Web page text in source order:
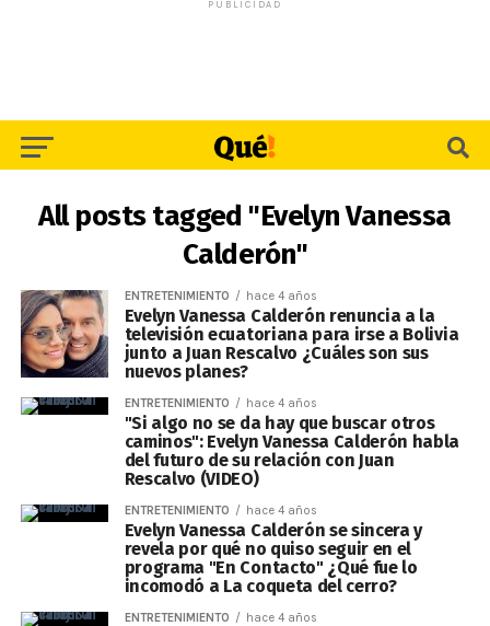
PUBLICIDAD
All posts tagged "Evelyn Vanessa
Calderón"
ENTRETENIMIENTO hace 4 años
Evelyn Vanessa Calderón renuncia a la
televisión ecuatoriana para irse a Bolivia
junto a Juan Rescalvo ¿Cuáles son sus
nuevos planes?
ENTRETENIMIENTO hace 4 años
"Si algo no se da hay que buscar otros
caminos": Evelyn Vanessa Calderón habla
del futuro de su relación con Juan
Rescalvo (VIDEO)
ENTRETENIMIENTO hace 4 años
Evelyn Vanessa Calderón se sincera y
revela por qué no quiso seguir en el
programa "En Contacto" ¿Qué fue lo
incomodó a La coqueta del cerro?
ENTRETENIMIENTO hace 4 años